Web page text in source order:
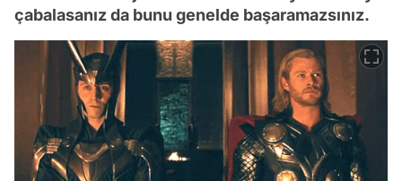
çabalasanız da bunu genelde başaramazsınız.